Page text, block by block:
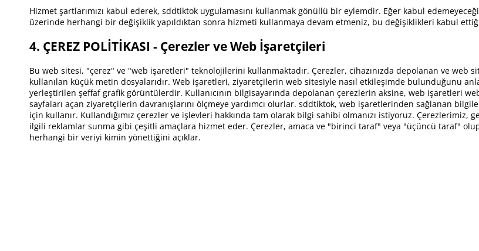
Hizmet şartlarımızı kabul ederek, sddtiktok uygulamasını kullanmak gönüllü bir eylemdir. Eğer kabul
üzerinde herhangi bir değişiklik yapıldıktan sonra hizmeti kullanmaya devam etmeniz, bu değişiklikleri kabul
4. ÇEREZ POLİTİKASI - Çerezler ve Web İşaretçileri
Bu web sitesi, "çerez" ve "web işaretleri" teknolojilerini kullanmaktadır. Çerezler, cihazınızda depolanan ve web
kullanılan küçük metin dosyalarıdır. Web işaretleri, ziyaretçilerin web sitesiyle nasıl etkileşimde bulunduğunu
yerleştirilen şeffaf grafik görüntülerdir. Kullanıcının bilgisayarında depolanan çerezlerin aksine, web işaretleri
sayfaları açan ziyaretçilerin davranışlarını ölçmeye yardımcı olurlar. sddtiktok, web işaretlerinden sağlanan
için kullanır. Kullandığımız çerezler ve işlevleri hakkında tam olarak bilgi sahibi olmanızı istiyoruz.
ilgili reklamlar sunma gibi çeşitli amaçlara hizmet eder. Çerezler, amaca ve "birinci taraf" veya "üçüncü taraf" olup
herhangi bir veriyi kimin yönettiğini açıklar.